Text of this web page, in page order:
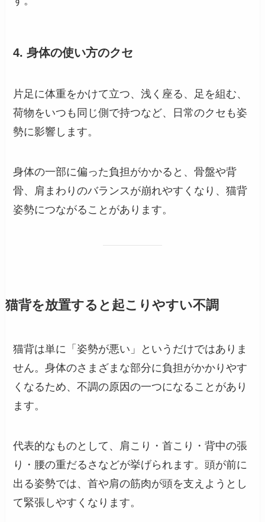
4. 身体の使い方のクセ
片足に体重をかけて立つ、浅く座る、足を組む、
荷物をいつも同じ側で持つなど、日常のクセも姿
勢に影響します。
身体の一部に偏った負担がかかると、骨盤や背
骨、肩まわりのバランスが崩れやすくなり、猫背
姿勢につながることがあります。
猫背を放置すると起こりやすい不調
猫背は単に「姿勢が悪い」というだけではありま
せん。身体のさまざまな部分に負担がかかりやす
くなるため、不調の原因の一つになることがあり
ます。
代表的なものとして、肩こり・首こり・背中の張
り・腰の重だるさなどが挙げられます。頭が前に
出る姿勢では、首や肩の筋肉が頭を支えようとし
て緊張しやすくなります。